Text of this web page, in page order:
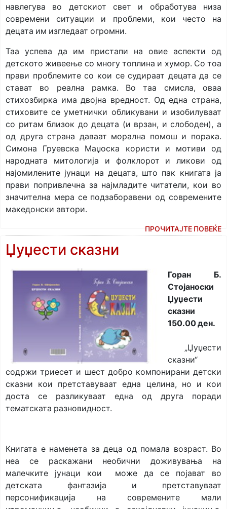
навлегува во детскиот свет и обработува низа
современи ситуации и проблеми, кои често на
децата им изгледаат огромни.
Таа успева да им пристапи на овие аспекти од
детското живеење со многу топлина и хумор. Со тоа
прави проблемите со кои се судираат децата да се
стават во реална рамка. Во таа смисла, оваа
стихозбирка има двојна вредност. Од една страна,
стиховите се уметнички обликувани и изобилуваат
со ритам близок до децата (и врзан, и слободен), а
од друга страна даваат морална помош и порака.
Симона Груевска Маџоска користи и мотиви од
народната митологија и фолклорот и ликови од
најомилените јунаци на децата, што пак книгата ја
прави попривлечна за најмладите читатели, кои во
значителна мера се подзаборавени од современите
македонски автори.
ПРОЧИТАЈТЕ ПОВЕЌЕ
Џуџести сказни
Горан Б.
Стојаноски
Џуџести
сказни
150.00 ден.
„Џуџести
сказни“
содржи триесет и шест добро компонирани детски
сказни кои претставуваат една целина, но и кои
доста се разликуваат една од друга поради
тематската разновидност.
Книгата е наменета за деца од помала возраст. Во
неа се раскажани необични доживувања на
малечките јунаци кои може да се појават во
детската фантазија и претставуваат
персонификација на современите мали